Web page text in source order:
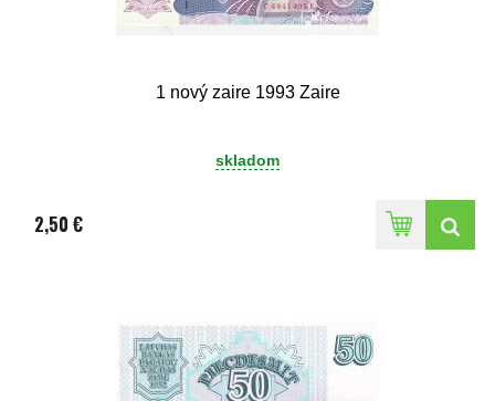
1 nový zaire 1993 Zaire
skladom
2,50 €